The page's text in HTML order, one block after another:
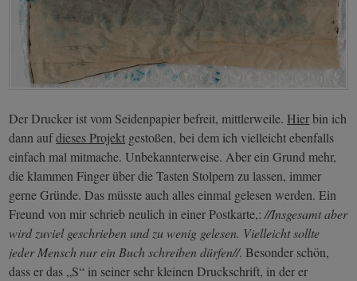
Der Drucker ist vom Seidenpapier befreit, mittlerweile.Hierbin ich
dann aufdieses Projekt gestoßen, bei dem ich vielleicht ebenfalls
einfach mal mitmache. Unbekannterweise. Aber ein Grund mehr,
die klammen Finger über die Tasten Stolpern zu lassen, immer
gerne Gründe. Das müsste auch alles einmal gelesen werden. Ein
Freund von mir schrieb neulich in einer Postkarte,://Insgesamt aber
wird zuviel geschrieben und zu wenig gelesen. Vielleicht sollte
jeder Mensch nur ein Buch schreiben dürfen//. Besonder schön,
dass er das „S“ in seiner sehr kleinen Druckschrift, in der er